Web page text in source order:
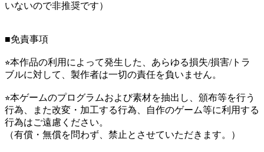
いないので非推奨です）
■免責事項
⭐︎本作品の利用によって発生した、あらゆる損失/損害/トラ
ブルに対して、製作者は一切の責任を負いません。
⭐︎本ゲームのプログラムおよび素材を抽出し、頒布等を行う
行為、また改変・加工する行為、自作のゲーム等に利用する
行為はご遠慮ください。
（有償・無償を問わず、禁止とさせていただきます。）